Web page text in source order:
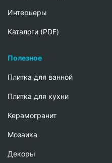
Интерьеры
Каталоги (PDF)
Полезное
Плитка для ванной
Плитка для кухни
Керамогранит
Мозаика
Декоры